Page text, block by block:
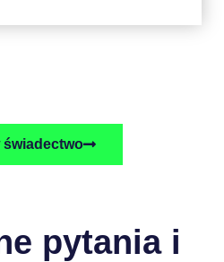
świadectwo
pytania i